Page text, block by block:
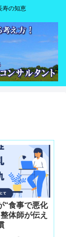
寿の知恵
“食事で悪化
体師が伝え